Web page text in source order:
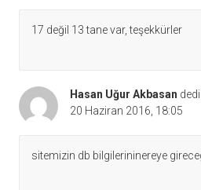
17 değil 13 tane var, teşekkürler
Hasan Uğur Akbasan
20 Haziran 2016, 18:05
sitemizin db bilgilerininereye